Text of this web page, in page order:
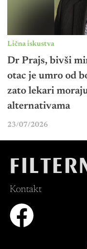
Lična iskustva
Dr Prajs, bivši
otac je umro od
zato lekari
alternativama
23/07/2026
Kontakt